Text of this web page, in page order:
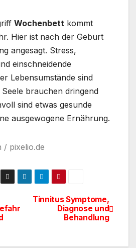
Wochenbett kommt
Hier ist nach der Geburt
angesagt. Stress,
einschneidende
Lebensumstände sind
brauchen dringend
sind etwas gesunde
ausgewogene Ernährung.
/ pixelio.de
Tinnitus Symptome,
Diagnose und
Behandlung